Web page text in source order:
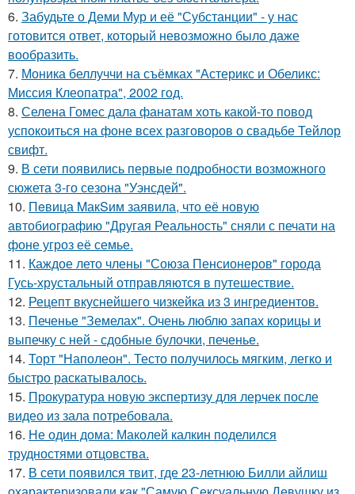
6. Забудьте о Деми Мур и её "Субстанции" - у нас
готовится ответ, который невозможно было даже
вообразить.
7. Моника беллуччи на съёмках "Астерикс и Обеликс:
Миссия Клеопатра", 2002 год.
8. Селена Гомес дала фанатам хоть какой-то повод
успокоиться на фоне всех разговоров о свадьбе Тейлор
свифт.
9. В сети появились первые подробности возможного
сюжета 3-го сезона "Уэнсдей".
10. Пeвица MакSим заявила, что её новую
автобиографию "Другая Реальность" сняли с печати на
фоне угроз её семье.
11. Каждое лето члены "Союза Пенсионеров" города
Гусь-хрустальный отправляются в путешествие.
12. Рецепт вкуснейшего чизкейка из 3 ингредиентов.
13. Печенье "Земелах". Очень люблю запах корицы и
выпечку с ней - сдобные булочки, печенье.
14. Торт "Наполеон". Тесто получилось мягким, легко и
быстро раскатывалось.
15. Прокуратура новую экспертизу для лерчек после
видео из зала потребовала.
16. Не один дома: Маколей калкин поделился
трудностями отцовства.
17. В сети появился твит, где 23-летнюю Билли айлиш